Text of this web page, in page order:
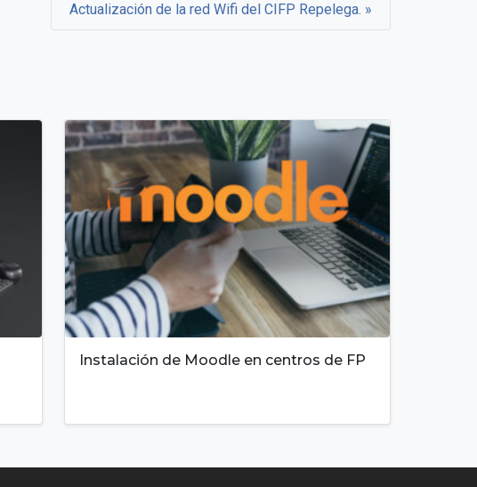
Actualización de la red Wifi del CIFP Repelega.
Instalación de Moodle en centros de FP